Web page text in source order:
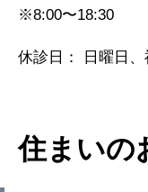
※8:00〜18:30
休診日： 日曜日、
住まいの